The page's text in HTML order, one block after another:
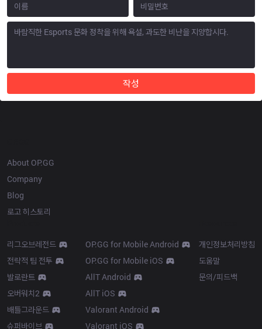
작성
About OP.GG
Company
Blog
로고 히스토리
리그오브레전드
전략적 팀 전투
발로란트
오버워치2
배틀그라운드
슈퍼바이브
OP.GG for Mobile Android
OP.GG for Mobile iOS
AllT Android
AllT iOS
Valorant Android
Valorant iOS
개인정보처리방침
도움말
문의/피드백